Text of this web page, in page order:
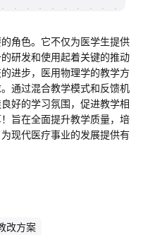
角色。它不仅为医学生提供
研发和使用起着关键的推动
进步，医用物理学的教学方
通过混合教学模式和反馈机
好的学习氛围，促进教学相
旨在全面提升教学质量，培
现代医疗事业的发展提供有
改方案